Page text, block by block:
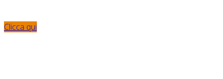
Clicca qui